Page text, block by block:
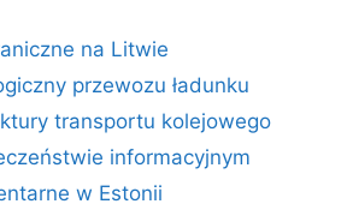
na Litwie
przewozu ładunku
transportu kolejowego
informacyjnym
w Estonii